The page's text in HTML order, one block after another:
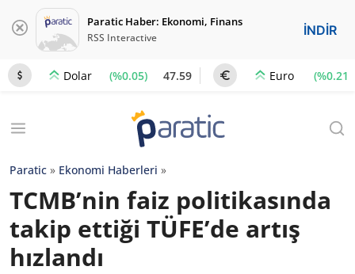
Paratic Haber: Ekonomi, Finans
RSS Interactive İNDİR
Dolar (%0.05) 47.59 Euro (%0.21)
Paratic » Ekonomi Haberleri »
TCMB’nin faiz politikasında
takip ettiği TÜFE’de artış
hızlandı